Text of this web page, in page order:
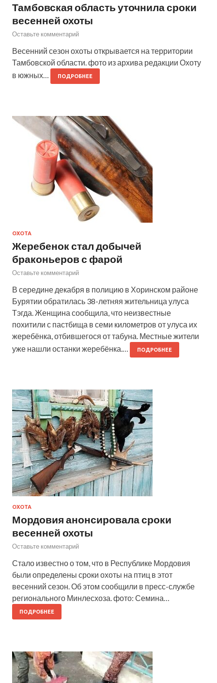
Тамбовская область уточнила сроки
весенней охоты
Оставьте комментарий
Весенний сезон охоты открывается на территории
Тамбовской области. фото из архива редакции Охоту
в южных…
ПОДРОБНЕЕ
ОХОТА
Жеребенок стал добычей
браконьеров с фарой
Оставьте комментарий
В середине декабря в полицию в Хоринском районе
Бурятии обратилась 38-летняя жительница улуса
Тэгда. Женщина сообщила, что неизвестные
похитили с пастбища в семи километров от улуса их
жеребёнка, отбившегося от табуна. Местные жители
уже нашли останки жеребёнка.…
ПОДРОБНЕЕ
ОХОТА
Мордовия анонсировала сроки
весенней охоты
Оставьте комментарий
Стало известно о том, что в Республике Мордовия
были определены сроки охоты на птиц в этот
весенний сезон. Об этом сообщили в пресс-службе
регионального Минлесхоза. фото: Семина…
ПОДРОБНЕЕ